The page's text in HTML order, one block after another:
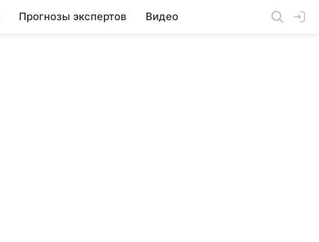
Прогнозы экспертов Видео